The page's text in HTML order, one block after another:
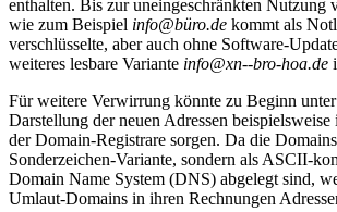
enthalten. Bis zur uneingeschränkten Nutzung
wie zum Beispiel info@büro.de kommt als
verschlüsselte, aber auch ohne Software-
weiteres lesbare Variante info@xn--bro-hoa.de
Für weitere Verwirrung könnte zu Beginn
Darstellung der neuen Adressen beispielsweise
der Domain-Registrare sorgen. Da die
Sonderzeichen-Variante, sondern als ASCII-
Domain Name System (DNS) abgelegt sind,
Umlaut-Domains in ihren Rechnungen